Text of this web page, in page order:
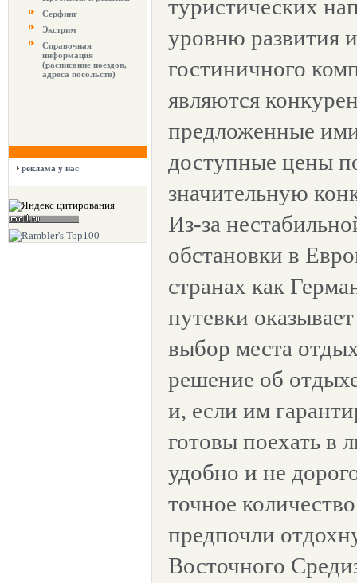
Серфинг
Экстрим
Справочная
информация
(расписание поездов,
адреса посольств)
реклама у нас
туристических
уровню развития
гостиничного
являются
предложенные
доступные цены
значительную
Из-за
обстановки в
странах как
путевки
выбор места
решение об
и, если им
готовы поехать в
удобно и не
точное
предпочли
Восточного